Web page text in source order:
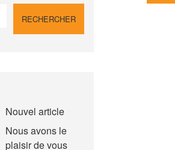
RECHERCHER
Nouvel article
Nous avons le
plaisir de vous